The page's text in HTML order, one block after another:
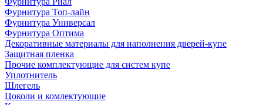
Фурнитура Топ-лайн
Фурнитура Универсал
Фурнитура Оптима
Декоративные материалы для наполнения дверей-купе
Защитная пленка
Прочие комплектующие для систем купе
Уплотнитель
Шлегель
Цоколи и комлектующие